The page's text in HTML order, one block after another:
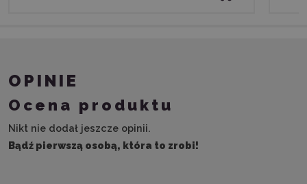
OPINIE
Ocena produktu
Nikt nie dodał jeszcze opinii.
Bądź pierwszą osobą, która to zrobi!